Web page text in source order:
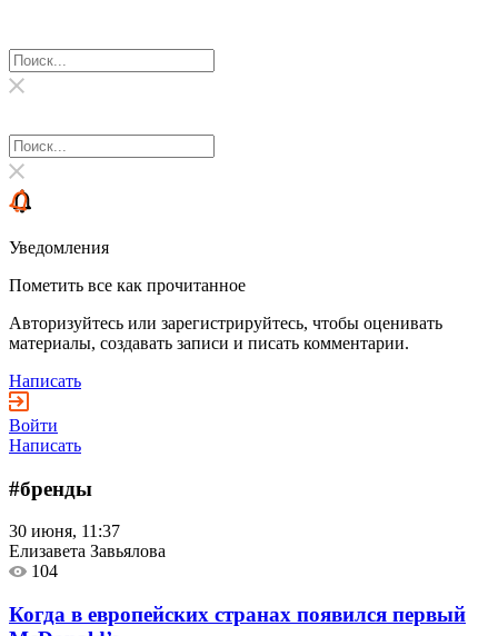
Уведомления
Пометить все как прочитанное
Авторизуйтесь или зарегистрируйтесь, чтобы оценивать
материалы, создавать записи и писать комментарии.
Написать
Войти
Написать
#бренды
30 июня, 11:37
Елизавета Завьялова
104
Когда в европейских странах появился первый